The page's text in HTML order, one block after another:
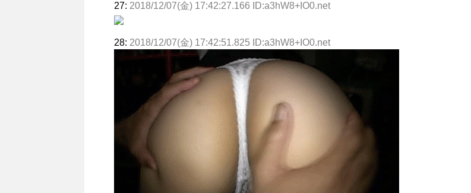
27: 2018/12/07(金) 17:42:27.166 ID:a3hW8+IO0.net
28: 2018/12/07(金) 17:42:51.825 ID:a3hW8+IO0.net